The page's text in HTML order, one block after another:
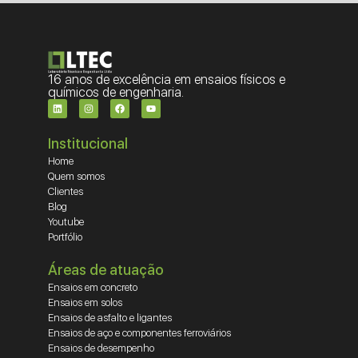
16 anos de excelência em ensaios físicos e
químicos de engenharia.
Institucional
Home
Quem somos
Clientes
Blog
Youtube
Portfólio
Áreas de atuação
Ensaios em concreto
Ensaios em solos
Ensaios de asfalto e ligantes
Ensaios de aço e componentes ferroviários
Ensaios de desempenho